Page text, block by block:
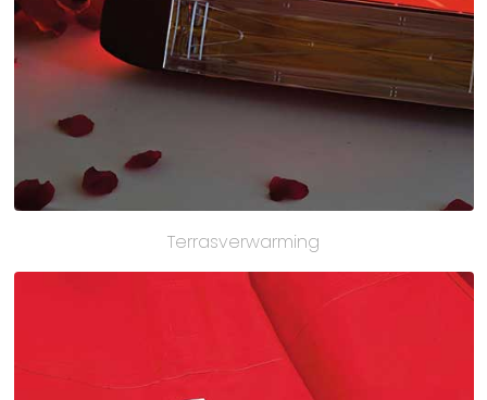
Terrasverwarming